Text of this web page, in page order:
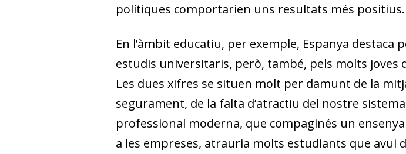
polítiques comportarien uns resultats més positius.
En l’àmbit educatiu, per exemple, Espanya destaca
estudis universitaris, però, també, pels molts
Les dues xifres se situen molt per damunt de la
segurament, de la falta d’atractiu del nostre
professional moderna, que compaginés un
a les empreses, atrauria molts estudiants que